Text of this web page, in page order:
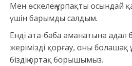
Мен өскелең ұрпақты осындай
үшін барымды салдым.
Енді ата-баба аманатына адал
жерімізді қорғау, оны болашақ
біздің ортақ борышымыз.